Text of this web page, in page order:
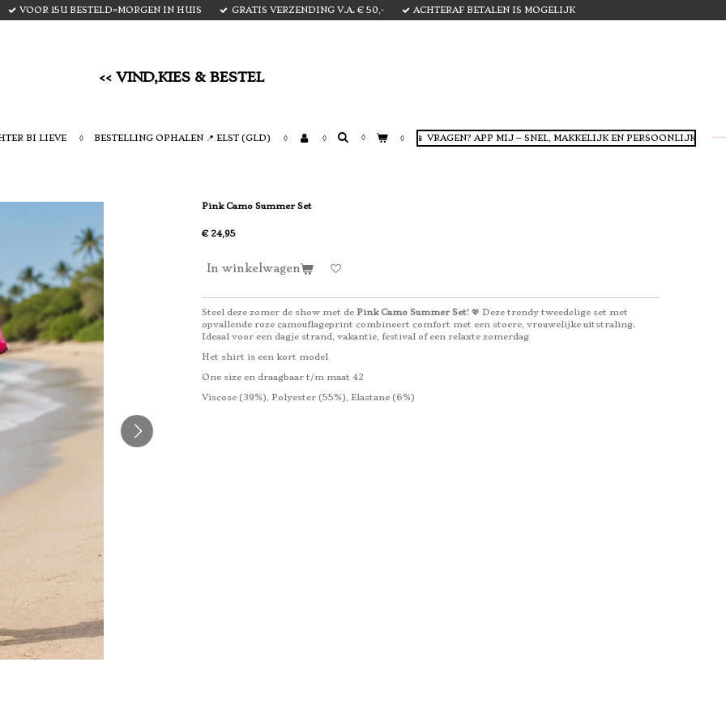
VOOR 15U BESTELD=MORGEN IN HUIS GRATIS VERZENDING V.A. € 50,- ACHTERAF BETALEN IS MOGELIJK
<< VIND,KIES & BESTEL
BI LIEVE BESTELLING OPHALEN 📍 ELST (GLD) 📱 VRAGEN? APP MIJ – SNEL, MAKKELIJK EN PERSOONLIJK
Pink Camo Summer Set
€ 24,95
In winkelwagen
Steel deze zomer de show met de Pink Camo Summer Set! 💖 Deze trendy tweedelige set met
opvallende roze camouflageprint combineert comfort met een stoere, vrouwelijke uitstraling.
Ideaal voor een dagje strand, vakantie, festival of een relaxte zomerdag
Het shirt is een kort model
One size en draagbaar t/m maat 42
Viscose (39%), Polyester (55%), Elastane (6%)